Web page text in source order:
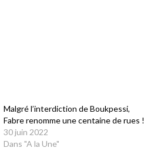
Malgré l’interdiction de Boukpessi,
Fabre renomme une centaine de rues !
30 juin 2022
Dans "A la Une"